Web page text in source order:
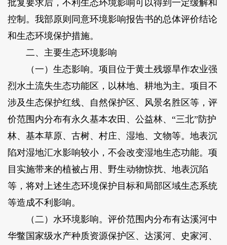
批复要求后，不利生态环境影响可以得到一定缓解和
控制。我部原则同意环境影响报告书的总体评价结论
和生态环境保护措施。
二、主要生态环境影响
（一）生态影响。项目位于黄土残塬旱作农业强
烈水土流失生态功能区，以林地、耕地为主。项目不
涉及生态保护红线、自然保护区、风景名胜区等，评
价范围内分布有永久基本农田、公益林、“三北”防护
林、基本草原、古树、村庄、湿地、文物等。地表沉
陷对湿地汇水影响较小，不会改变湿地生态功能。项
目实施带来的植被占用、野生动物惊扰、地表沉陷
等，将对上述生态环境保护目标和局部区域生态系统
等造成不利影响。
（二）水环境影响。评价范围内分布有达溪河中
华鳖国家级水产种质资源保护区、达溪河、史家河、